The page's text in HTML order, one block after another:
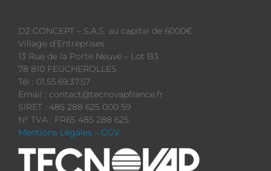
D2 CONCEPT – S.A.S. au capital de 6000€
Village d’Entreprises
13 Rue de la Porte Neuve – Lot B3
78 810 FEUCHEROLLES
Tél : 01.55.69.37.57
Email : contact@tecnovapfrance.fr
SIRET : 485 288 625 000 59
N° TVA : FR65 485 288 625
Mentions Légales – CGV